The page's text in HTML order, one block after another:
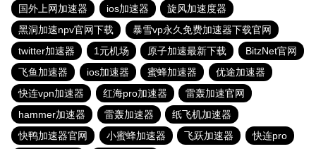
国外上网加速器
ios加速器
旋风加速度器
黑洞加速npv官网下载
暴雪vp永久免费加速器下载官网
twitter加速器
1元机场 原子加速最新下载
BitzNet官网
飞鱼加速器
ios加速器 蜜蜂加速器
优途加速器
快连vρn加速器
红海pro加速器
雷轰加速官网
hammer加速器
雷轰加速器
纸飞机加速器
快鸭加速器官网
小蜜蜂加速器 飞跃加速器 快连pro